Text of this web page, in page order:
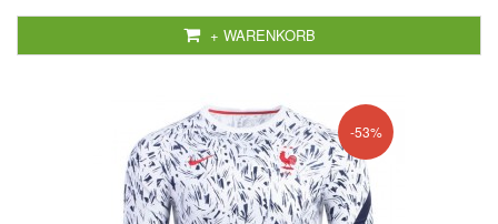
+ WARENKORB
-53%